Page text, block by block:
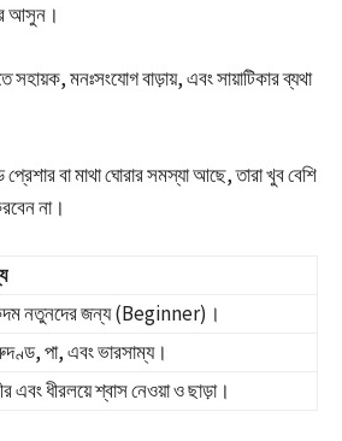
আসুন।
সহায়ক, মনঃসংযোগ বাড়ায়, এবং সায়াটিকার ব্যথা
প্রেশার বা মাথা ঘোরার সমস্যা আছে, তারা খুব বেশি
না।
নতুনদের জন্য (Beginner)।
পা, এবং ভারসাম্য।
এবং ধীরলয়ে শ্বাস নেওয়া ও ছাড়া।